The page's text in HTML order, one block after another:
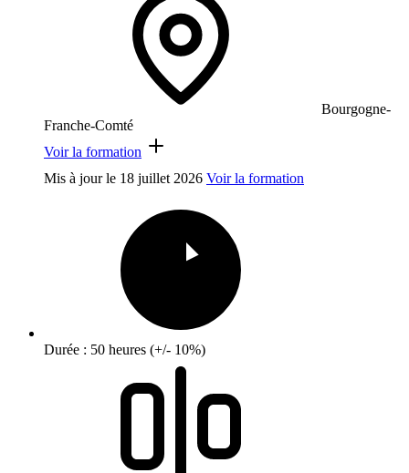
Bourgogne-
Franche-Comté
Voir la formation
Mis à jour le 18 juillet 2026 Voir la formation
Durée : 50 heures (+/- 10%)